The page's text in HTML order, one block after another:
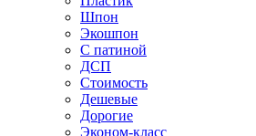
Шпон
Экошпон
С патиной
ДСП
Стоимость
Дешевые
Дорогие
Эконом-класс